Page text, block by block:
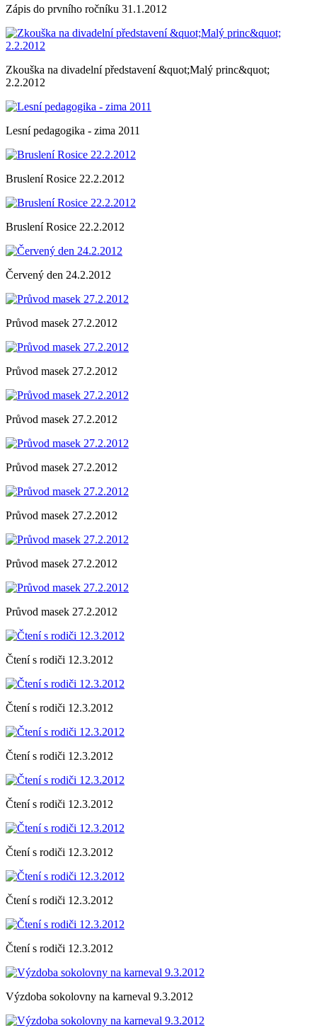
Zápis do prvního ročníku 31.1.2012
Zkouška na divadelní představení &quot;Malý princ&quot;
2.2.2012
Lesní pedagogika - zima 2011
Bruslení Rosice 22.2.2012
Bruslení Rosice 22.2.2012
Červený den 24.2.2012
Průvod masek 27.2.2012
Průvod masek 27.2.2012
Průvod masek 27.2.2012
Průvod masek 27.2.2012
Průvod masek 27.2.2012
Průvod masek 27.2.2012
Průvod masek 27.2.2012
Čtení s rodiči 12.3.2012
Čtení s rodiči 12.3.2012
Čtení s rodiči 12.3.2012
Čtení s rodiči 12.3.2012
Čtení s rodiči 12.3.2012
Čtení s rodiči 12.3.2012
Čtení s rodiči 12.3.2012
Výzdoba sokolovny na karneval 9.3.2012